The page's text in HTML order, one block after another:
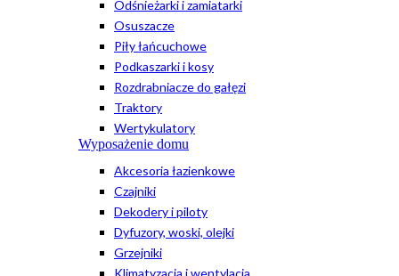
Odśnieżarki i zamiatarki
Osuszacze
Piły łańcuchowe
Podkaszarki i kosy
Rozdrabniacze do gałęzi
Traktory
Wertykulatory
Wyposażenie domu
Akcesoria łazienkowe
Czajniki
Dekodery i piloty
Dyfuzory, woski, olejki
Grzejniki
Klimatyzacja i wentylacja